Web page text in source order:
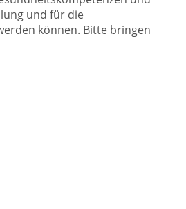
und für die
können. Bitte bringen